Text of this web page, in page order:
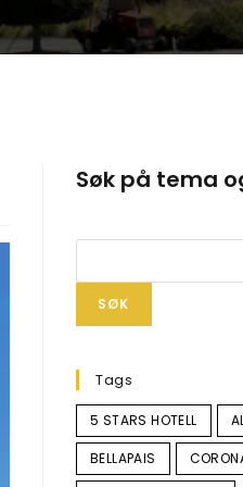
Søk på tema
SØK
Tags
5 STARS HOTELL
BELLAPAIS